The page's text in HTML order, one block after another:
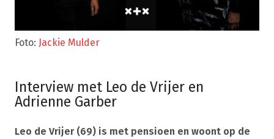
Foto: Jackie Mulder
Interview met Leo de Vrijer en
Adrienne Garber
Leo de Vrijer (69) is met pensioen en woont op de